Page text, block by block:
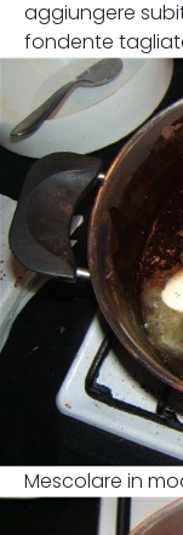
aggiungere
fondente
Mescolare in